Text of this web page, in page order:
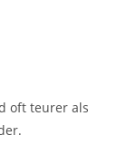
oft teurer als